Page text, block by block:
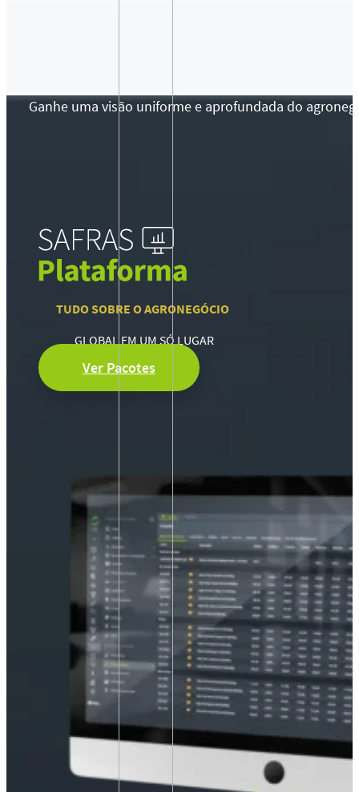
Ganhe uma visão uniforme e aprofundada do
TUDO SOBRE O AGRONEGÓCIO
GLOBAL EM UM SÓ LUGAR
Ver Pacotes